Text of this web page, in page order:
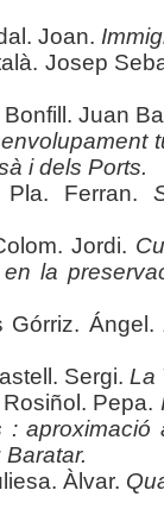
Joan.
Josep
Bonfill. Juan
i dels Ports.
Ferran.
Jordi.
la
Górriz. Ángel.
Sergi. La
Pepa.
:
Àlvar.